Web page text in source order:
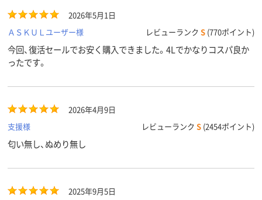
2026年5月1日
ＡＳＫＵＬユーザー様
レビューランク S (770ポイント)
今回、復活セールでお安く購入できました。4Lでかなりコスパ良か
ったです。
2026年4月9日
支援様
レビューランク S (2454ポイント)
匂い無し、ぬめり無し
2025年9月5日